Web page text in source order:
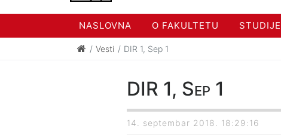
NASLOVNA O FAKULTETU STUDIJE
Vesti DIR 1, Sep 1
DIR 1, Sep 1
14. septembar 2018. 18:29:16